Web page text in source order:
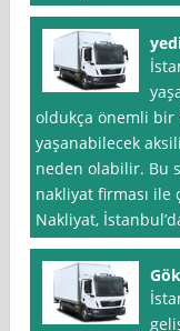
oldukça önemli bir
yaşanabilecek
neden olabilir. Bu
nakliyat firması ile
Nakliyat,